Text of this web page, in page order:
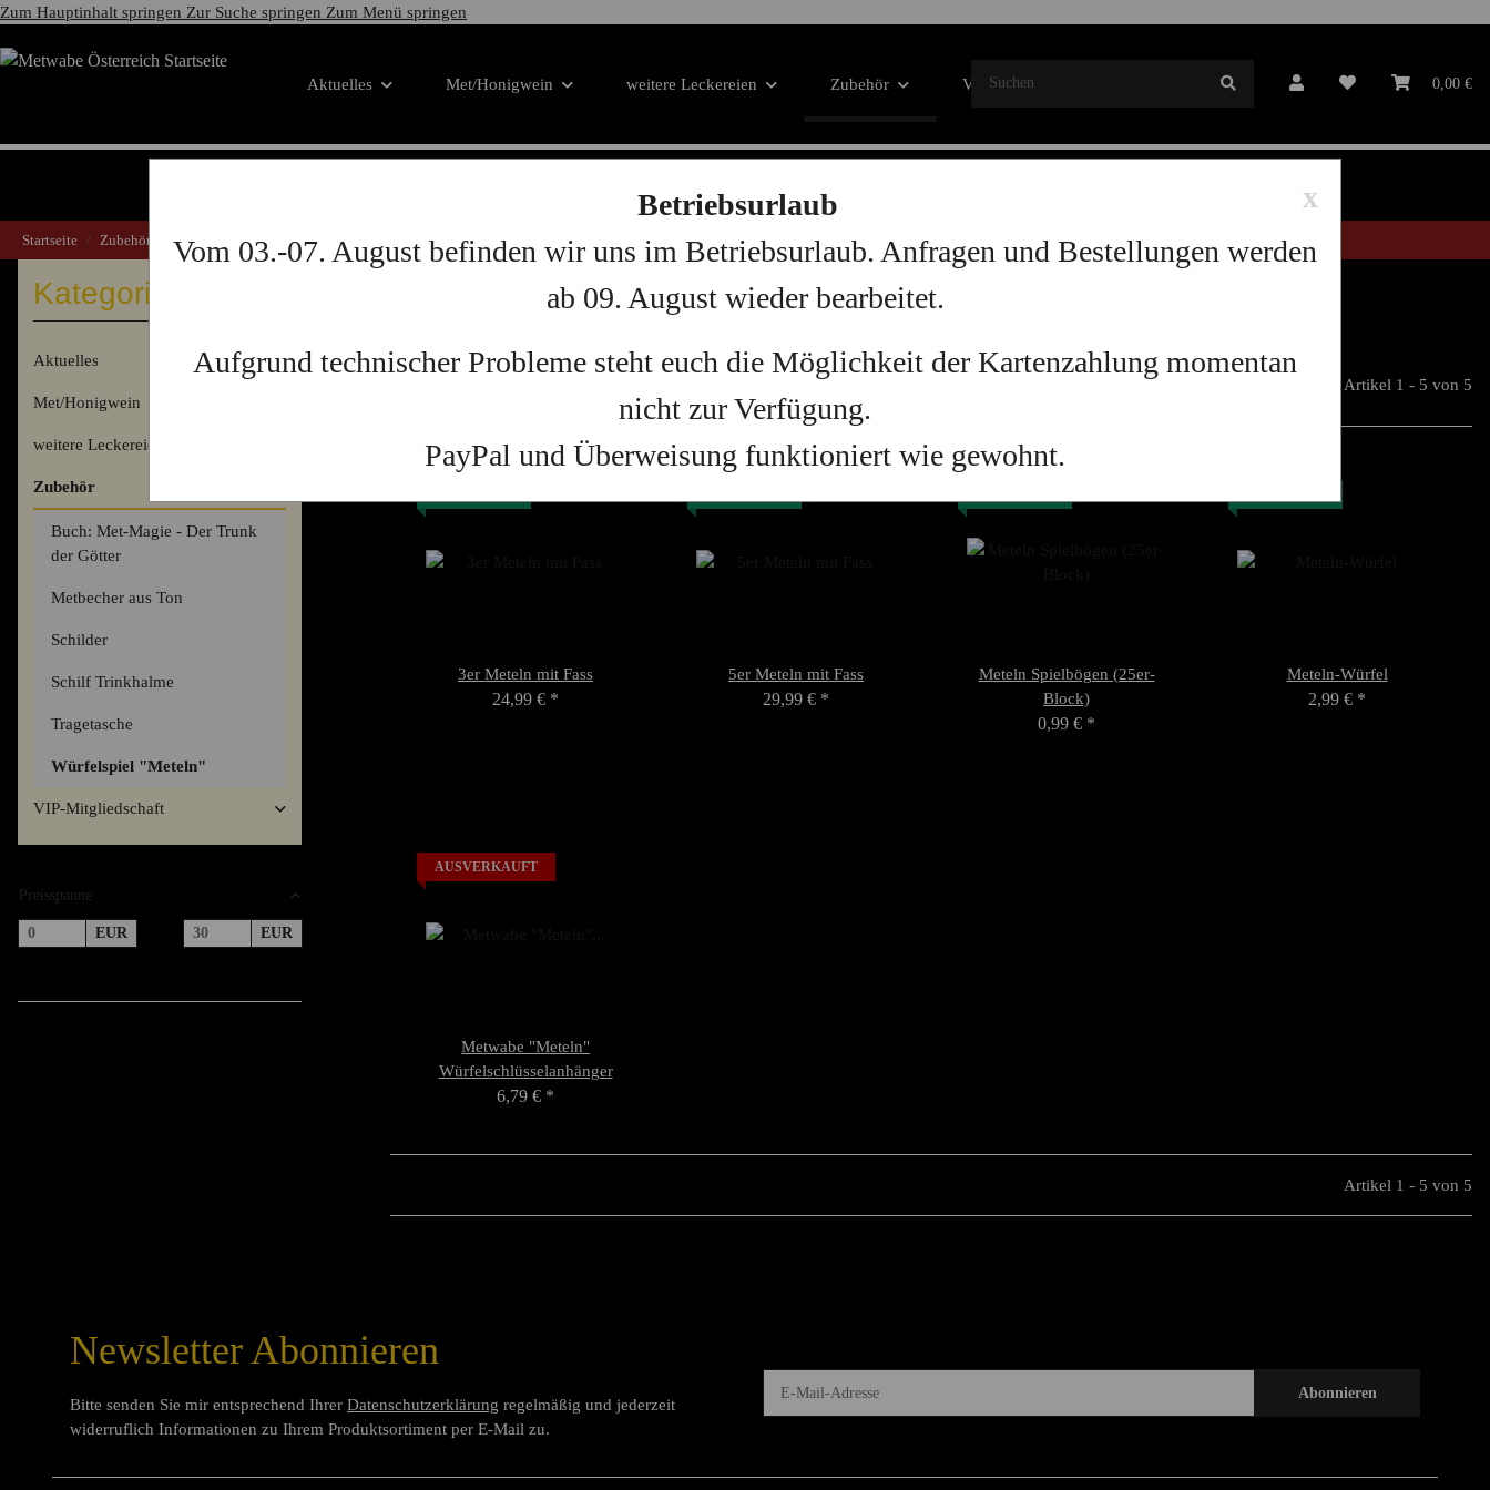
Zum Hauptinhalt springen Zur Suche springen Zum Menü springen
0,00 €
Aktuelles Met/Honigwein weitere Leckereien Zubehör VIP-Mitgliedschaft
Startseite Zubehör Würfelspiel "Meteln"
Würfelspiel "Meteln"
Artikel 1 - 5 von 5
3er Meteln mit Fass
24,99 € *
5er Meteln mit Fass
29,99 € *
Meteln Spielbögen (25er-
Block)
0,99 € *
Meteln-Würfel
2,99 € *
AUSVERKAUFT
Metwabe "Meteln"
Würfelschlüsselanhänger
6,79 € *
Artikel 1 - 5 von 5
Kategorien
Aktuelles
Met/Honigwein
weitere Leckereien
Zubehör
Buch: Met-Magie - Der Trunk
der Götter
Metbecher aus Ton
Schilder
Schilf Trinkhalme
Tragetasche
Würfelspiel "Meteln"
VIP-Mitgliedschaft
Preisspanne
EUR EUR
Newsletter Abonnieren
Bitte senden Sie mir entsprechend Ihrer Datenschutzerklärung regelmäßig und jederzeit
widerruflich Informationen zu Ihrem Produktsortiment per E-Mail zu.
Abonnieren
x
Betriebsurlaub
Vom 03.-07. August befinden wir uns im Betriebsurlaub. Anfragen und Bestellungen werden
ab 09. August wieder bearbeitet.
Aufgrund technischer Probleme steht euch die Möglichkeit der Kartenzahlung momentan
nicht zur Verfügung.
PayPal und Überweisung funktioniert wie gewohnt.